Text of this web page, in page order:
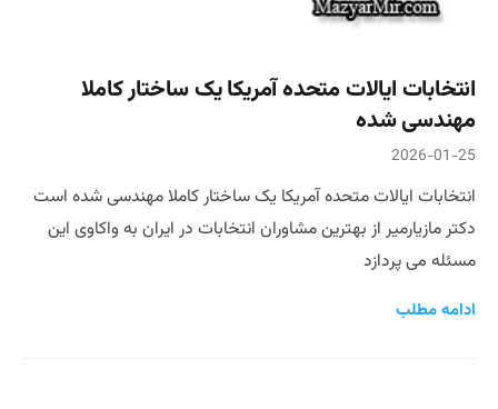
انتخابات ایالات متحده آمریکا یک ساختار کاملا
مهندسی شده
2026-01-25
انتخابات ایالات متحده آمریکا یک ساختار کاملا مهندسی شده است
دکتر مازیارمیر از بهترین مشاوران انتخابات در ایران به واکاوی این
مسئله می پردازد
ادامه مطلب